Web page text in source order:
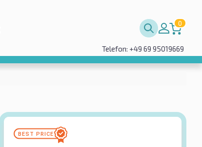
0
Telefon: +49 69 95019669